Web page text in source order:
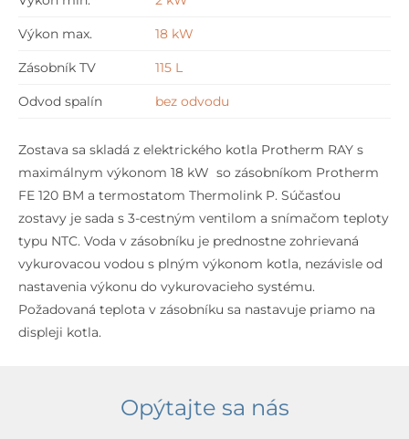
P
Výkon max. 18 kW
Zásobník TV 115 L
Odvod spalín bez odvodu
Zostava sa skladá z elektrického kotla Protherm RAY s
maximálnym výkonom 18 kW so zásobníkom Protherm
FE 120 BM a termostatom Thermolink P. Súčasťou
zostavy je sada s 3-cestným ventilom a snímačom teploty
typu NTC. Voda v zásobníku je prednostne zohrievaná
vykurovacou vodou s plným výkonom kotla, nezávisle od
nastavenia výkonu do vykurovacieho systému.
Požadovaná teplota v zásobníku sa nastavuje priamo na
displeji kotla.
Opýtajte sa nás